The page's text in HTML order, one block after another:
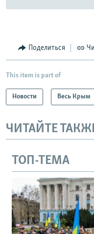
Поделиться
This item is part of
Новости Весь Крым
ЧИТАЙТЕ
ТОП-ТЕМА